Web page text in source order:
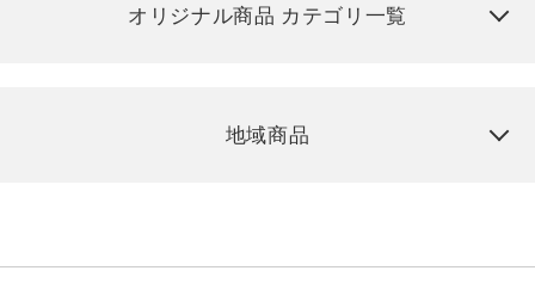
オリジナル商品 カテゴリ一覧
地域商品